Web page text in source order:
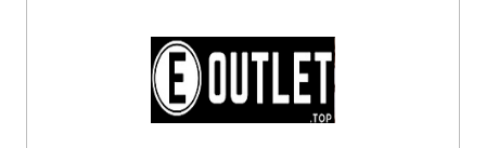
Товары для мам Футболки Шапки